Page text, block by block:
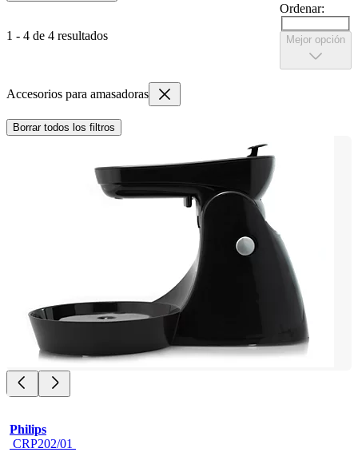
1 - 4 de 4 resultados
Ordenar:
Mejor opción
Accesorios para amasadoras
Borrar todos los filtros
Philips
CRP202/01